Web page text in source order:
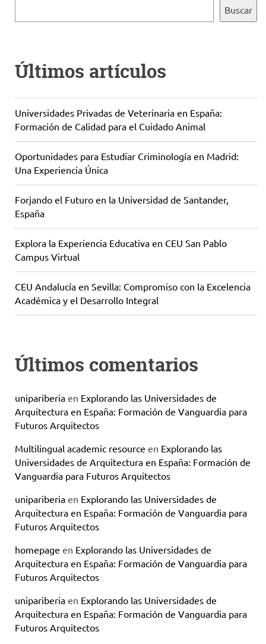
Buscar
Últimos artículos
Universidades Privadas de Veterinaria en España:
Formación de Calidad para el Cuidado Animal
Oportunidades para Estudiar Criminología en Madrid:
Una Experiencia Única
Forjando el Futuro en la Universidad de Santander,
España
Explora la Experiencia Educativa en CEU San Pablo
Campus Virtual
CEU Andalucía en Sevilla: Compromiso con la Excelencia
Académica y el Desarrollo Integral
Últimos comentarios
unipariberia en Explorando las Universidades de
Arquitectura en España: Formación de Vanguardia para
Futuros Arquitectos
Multilingual academic resource en Explorando las
Universidades de Arquitectura en España: Formación de
Vanguardia para Futuros Arquitectos
unipariberia en Explorando las Universidades de
Arquitectura en España: Formación de Vanguardia para
Futuros Arquitectos
homepage en Explorando las Universidades de
Arquitectura en España: Formación de Vanguardia para
Futuros Arquitectos
unipariberia en Explorando las Universidades de
Arquitectura en España: Formación de Vanguardia para
Futuros Arquitectos